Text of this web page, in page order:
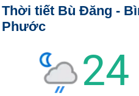
Thời tiết Bù Đăng -
Phước
24